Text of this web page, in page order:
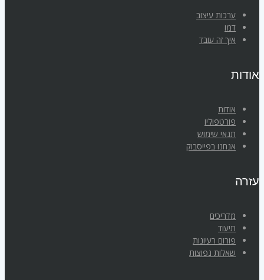
ערכות עיצוב
דמו
איך זה עובד
אודות
אודות
פורטפוליו
תנאי שימוש
אנחנו בפייסבוק
עזרה
מדריכים
תיעוד
פורום רעיונות
שאלות נפוצות